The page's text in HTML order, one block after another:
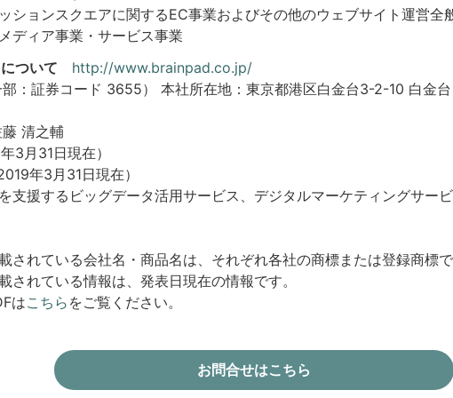
ションスクエアに関するEC事業およびその他のウェブサイト運営全般
ディア事業・サービス事業
ついて
http://www.brainpad.co.jp/
部：証券コード 3655） 本社所在地：東京都港区白金台3-2-10 白金
清之輔
3月31日現在）
年3月31日現在）
支援するビッグデータ活用サービス、デジタルマーケティングサー
されている会社名・商品名は、それぞれ各社の商標または登録商標で
されている情報は、発表日現在の情報です。
はこちら をご覧ください。
お問合せはこちら